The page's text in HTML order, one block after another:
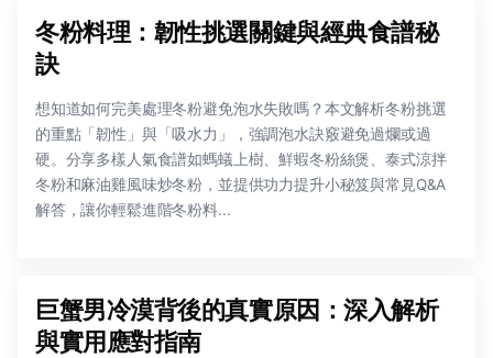
冬粉料理：韌性挑選關鍵與經典食譜秘
訣
想知道如何完美處理冬粉避免泡水失敗嗎？本文解析冬粉挑選
的重點「韌性」與「吸水力」，強調泡水訣竅避免過爛或過
硬。分享多樣人氣食譜如螞蟻上樹、鮮蝦冬粉絲煲、泰式涼拌
冬粉和麻油雞風味炒冬粉，並提供功力提升小秘笈與常見Q&A
解答，讓你輕鬆進階冬粉料...
巨蟹男冷漠背後的真實原因：深入解析
與實用應對指南